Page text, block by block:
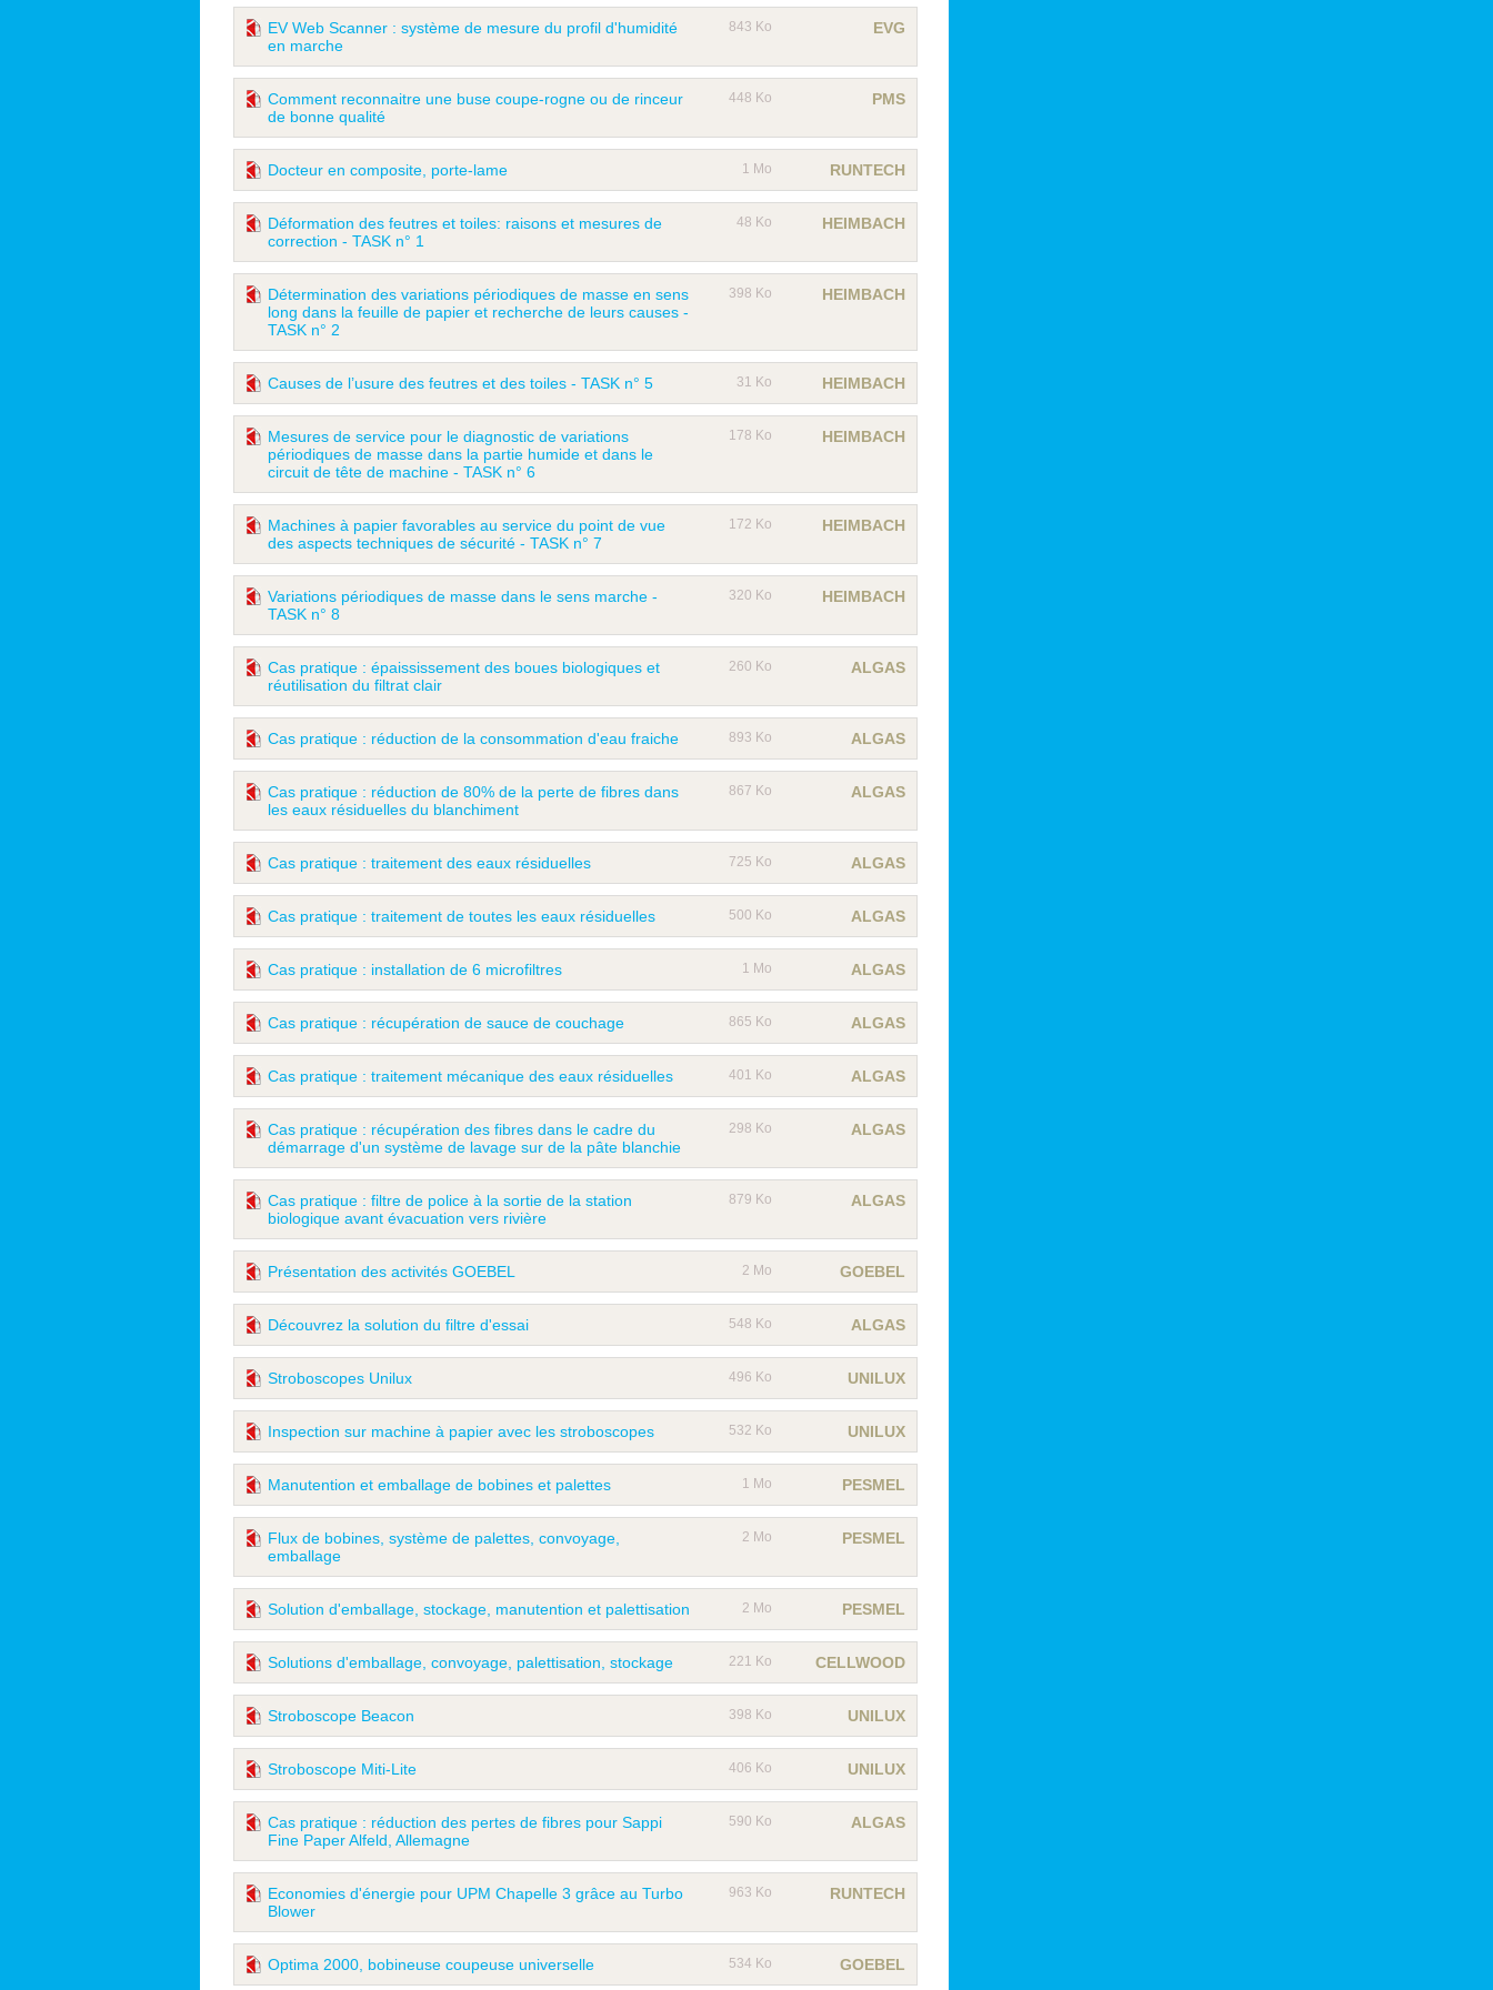
EV Web Scanner : système de mesure du profil d'humidité
en marche
843 Ko EVG
Comment reconnaitre une buse coupe-rogne ou de rinceur
de bonne qualité
448 Ko PMS
Docteur en composite, porte-lame 1 Mo RUNTECH
Déformation des feutres et toiles: raisons et mesures de
correction - TASK n° 1
48 Ko HEIMBACH
Détermination des variations périodiques de masse en sens
long dans la feuille de papier et recherche de leurs causes -
TASK n° 2
398 Ko HEIMBACH
Causes de l’usure des feutres et des toiles - TASK n° 5 31 Ko HEIMBACH
Mesures de service pour le diagnostic de variations
périodiques de masse dans la partie humide et dans le
circuit de tête de machine - TASK n° 6
178 Ko HEIMBACH
Machines à papier favorables au service du point de vue
des aspects techniques de sécurité - TASK n° 7
172 Ko HEIMBACH
Variations périodiques de masse dans le sens marche -
TASK n° 8
320 Ko HEIMBACH
Cas pratique : épaississement des boues biologiques et
réutilisation du filtrat clair
260 Ko ALGAS
Cas pratique : réduction de la consommation d'eau fraiche 893 Ko ALGAS
Cas pratique : réduction de 80% de la perte de fibres dans
les eaux résiduelles du blanchiment
867 Ko ALGAS
Cas pratique : traitement des eaux résiduelles 725 Ko ALGAS
Cas pratique : traitement de toutes les eaux résiduelles 500 Ko ALGAS
Cas pratique : installation de 6 microfiltres 1 Mo ALGAS
Cas pratique : récupération de sauce de couchage 865 Ko ALGAS
Cas pratique : traitement mécanique des eaux résiduelles 401 Ko ALGAS
Cas pratique : récupération des fibres dans le cadre du
démarrage d'un système de lavage sur de la pâte blanchie
298 Ko ALGAS
Cas pratique : filtre de police à la sortie de la station
biologique avant évacuation vers rivière
879 Ko ALGAS
Présentation des activités GOEBEL 2 Mo GOEBEL
Découvrez la solution du filtre d'essai 548 Ko ALGAS
Stroboscopes Unilux 496 Ko UNILUX
Inspection sur machine à papier avec les stroboscopes 532 Ko UNILUX
Manutention et emballage de bobines et palettes 1 Mo PESMEL
Flux de bobines, système de palettes, convoyage,
emballage
2 Mo PESMEL
Solution d'emballage, stockage, manutention et palettisation 2 Mo PESMEL
Solutions d'emballage, convoyage, palettisation, stockage 221 Ko CELLWOOD
Stroboscope Beacon 398 Ko UNILUX
Stroboscope Miti-Lite 406 Ko UNILUX
Cas pratique : réduction des pertes de fibres pour Sappi
Fine Paper Alfeld, Allemagne
590 Ko ALGAS
Economies d'énergie pour UPM Chapelle 3 grâce au Turbo
Blower
963 Ko RUNTECH
Optima 2000, bobineuse coupeuse universelle 534 Ko GOEBEL